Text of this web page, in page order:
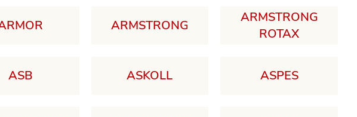
ARMSTRONG
ARMSTRONG
ROTAX
ASB ASKOLL ASPES